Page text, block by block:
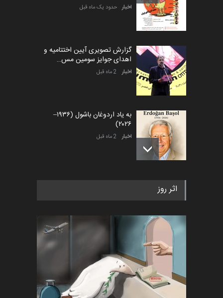
اخبار حدود یک ماه قبل
گزارش تصویری آیین اختتامیه و
اهدای جوایز سومین مس…
اخبار 2 ماه قبل
به یاد اردوغان باشول (۱۹۳۶–
۲۰۲۶)
اخبار 2 ماه قبل
رویداد کارگاهی کارتون و پوستر
اخبار 6 ماه قبل
فراخوان رویداد کارگاهی کارتون و
پوستر "ایران سربل…
اخبار 6 ماه قبل
اثر روز